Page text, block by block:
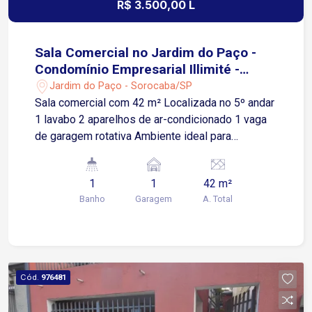
Rodovia Raposo Tavares; 10 minutos do
restaurantes, farmácias, estacionamentos e
órgãos públicos. Entre em contato para mais
informações e agende uma visita.
R$ 3.500,00 L
Sala Comercial no Jardim do Paço -
Condomínio Empresarial Illimité -
Sorocaba/SP
Jardim do Paço - Sorocaba/SP
Sala comercial com 42 m² Localizada no 5º andar
1 lavabo 2 aparelhos de ar-condicionado 1 vaga
de garagem rotativa Ambiente ideal para
de serviços e profissionais liberais Condomínio
com: Recepção Ambiente empresarial moderno
Controle de acesso Localizada na Avenida Carlos
São Paulo A 7 minutos da Avenida Dom Aguirre
Região estratégica, próxima a órgãos públicos,
empresas, comércios e serviços Fácil acesso às
1
Banho
1
Garagem
42 m²
A. Total
Cód. 976481